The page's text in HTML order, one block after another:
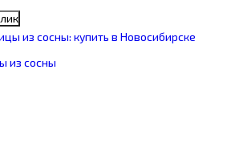
из сосны